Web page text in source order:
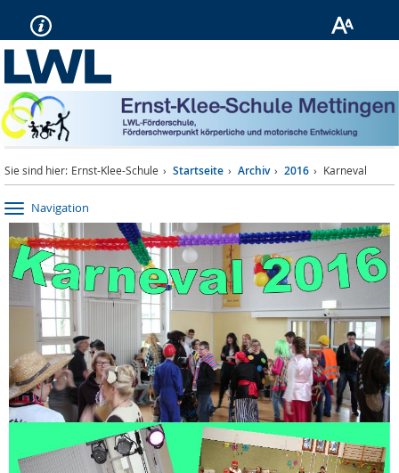
Sie sind hier: Ernst-Klee-Schule Startseite Archiv 2016 Karneval
Navigation